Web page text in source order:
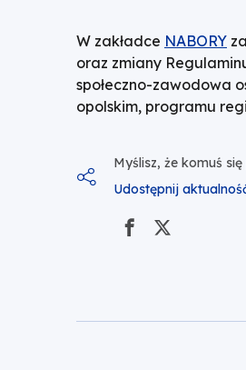
działania
Aktywizacja
społeczno-
zawodowa
zagrożonych
W zakładce NABORY
oraz zmiany
społeczno-zawodowa
opolskim, programu
Myślisz, że komuś
Udostępnij